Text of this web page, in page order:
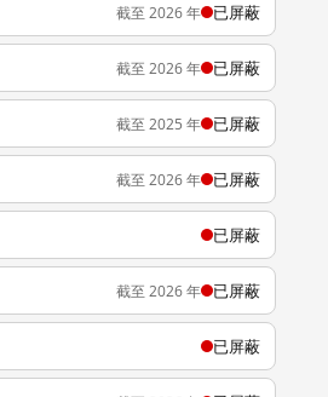
截至 2026 年 已屏蔽
截至 2026 年 已屏蔽
截至 2025 年 已屏蔽
截至 2026 年 已屏蔽
已屏蔽
截至 2026 年 已屏蔽
已屏蔽